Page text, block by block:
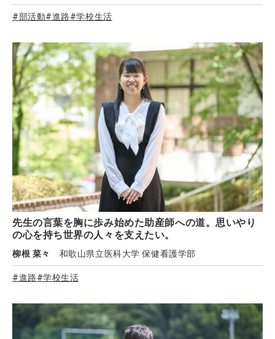
#部活動#進路#学校生活
先生の言葉を胸に歩み始めた助産師への道。思いやり
の心を持ち世界の人々を支えたい。
柳根 菜々 和歌山県立医科大学 保健看護学部
#進路#学校生活